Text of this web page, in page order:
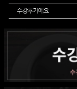
수강후기에요